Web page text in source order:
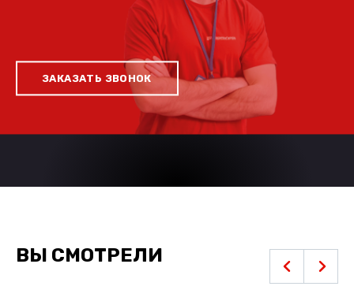
ЗАКАЗАТЬ ЗВОНОК
ВЫ СМОТРЕЛИ